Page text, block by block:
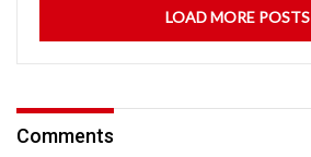
LOAD MORE POSTS
Comments